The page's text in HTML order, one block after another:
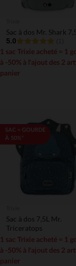
Sac à dos Mr. Shark
5.0
1 sac Trixie acheté = 1
à -50% à l'ajout des 2
panier
SAC = GOURDE
À 50%*
Sac à dos 7,5L Mr.
Triceratops
1 sac Trixie acheté = 1
à -50% à l'ajout des 2
panier